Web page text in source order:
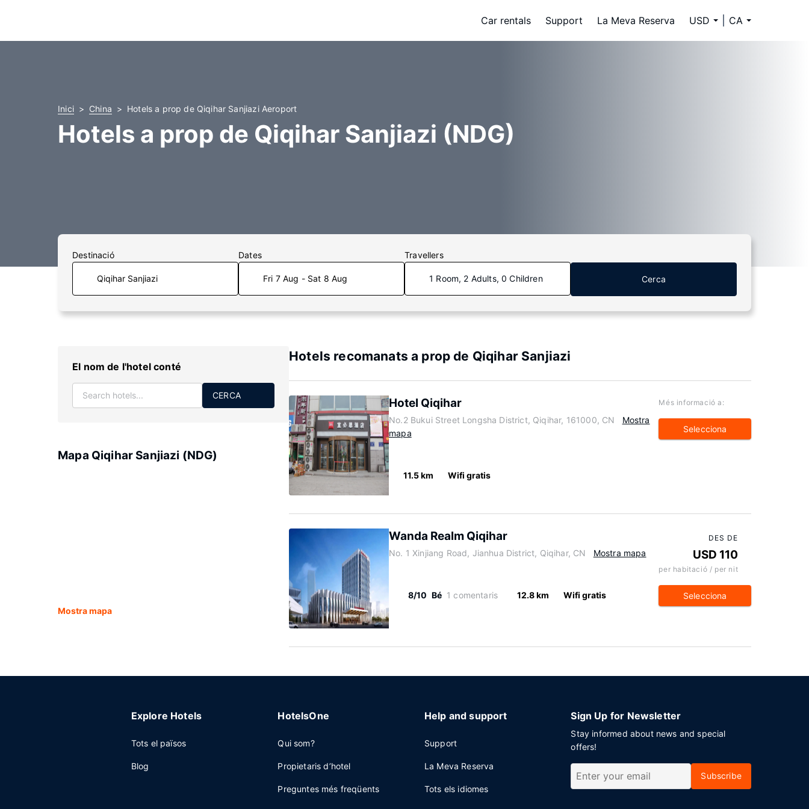
Car rentals Support La Meva Reserva USD CA
Inici China Hotels a prop de Qiqihar Sanjiazi Aeroport
Hotels a prop de Qiqihar Sanjiazi (NDG)
Destinació Dates
Fri 7 Aug - Sat 8 Aug
Travellers
1 Room, 2 Adults, 0 Children Cerca
El nom de l'hotel conté
CERCA
Mapa Qiqihar Sanjiazi (NDG)
Mostra mapa
Hotels recomanats a prop de Qiqihar Sanjiazi
Hotel Qiqihar
No.2 Bukui Street Longsha District, Qiqihar, 161000, CN
Mostra
mapa
11.5 km Wifi gratis
Més informació a:
Selecciona
Wanda Realm Qiqihar
No. 1 Xinjiang Road, Jianhua District, Qiqihar, CN Mostra mapa
8/10 Bé 1 comentaris 12.8 km Wifi gratis
DES DE
USD 110
per habitació / per nit
Selecciona
Explore Hotels
Tots el països
Blog
HotelsOne
Qui som?
Propietaris d’hotel
Preguntes més freqüents
Help and support
Support
La Meva Reserva
Tots els idiomes
Sign Up for Newsletter
Stay informed about news and special
offers!
Subscribe